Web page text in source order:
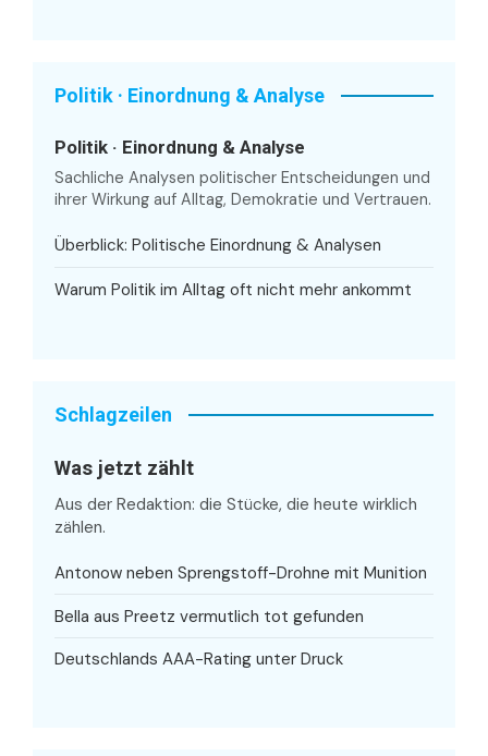
Politik · Einordnung & Analyse
Politik · Einordnung & Analyse
Sachliche Analysen politischer Entscheidungen und
ihrer Wirkung auf Alltag, Demokratie und Vertrauen.
Überblick: Politische Einordnung & Analysen
Warum Politik im Alltag oft nicht mehr ankommt
Schlagzeilen
Was jetzt zählt
Aus der Redaktion: die Stücke, die heute wirklich
zählen.
Antonow neben Sprengstoff-Drohne mit Munition
Bella aus Preetz vermutlich tot gefunden
Deutschlands AAA-Rating unter Druck